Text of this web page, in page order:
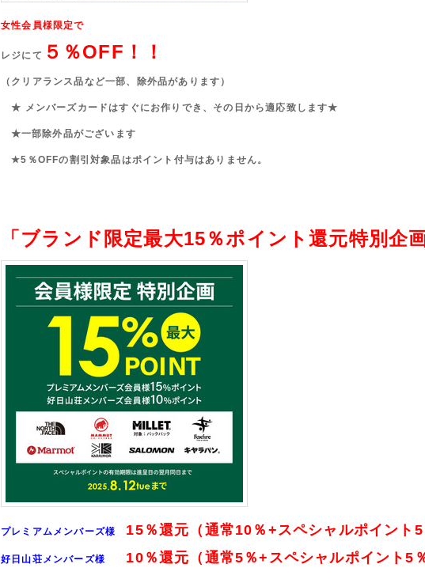
女性会員様限定で
レジにて ５％OFF！！
（クリアランス品など一部、除外品があります）
★ メンバーズカードはすぐにお作りでき、その日から適応致します★
★一部除外品がございます
★5％OFFの割引対象品はポイント付与はありません。
「ブランド限定最大15％ポイント還元特別企画
プレミアムメンバーズ様 15％還元 （通常10％+スペシャルポイント5
好日山荘メンバーズ様 10％還元 （通常5％+スペシャルポイント5